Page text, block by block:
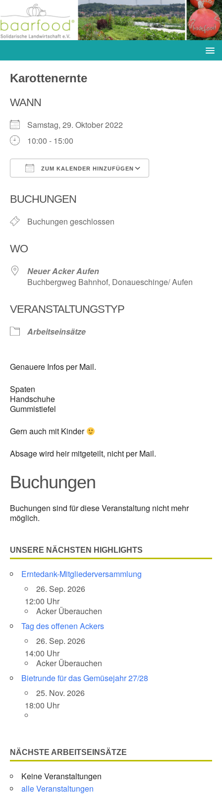
Karottenernte
WANN
Samstag, 29. Oktober 2022
10:00 - 15:00
ZUM KALENDER HINZUFÜGEN
BUCHUNGEN
Buchungen geschlossen
WO
Neuer Acker Aufen
Buchbergweg Bahnhof, Donaueschinge/ Aufen
VERANSTALTUNGSTYP
Arbeitseinsätze
Genauere Infos per Mail.
Spaten
Handschuhe
Gummistiefel
Gern auch mit Kinder
Absage wird heir mitgeteilt, nicht per Mail.
Buchungen
Buchungen sind für diese Veranstaltung nicht mehr
möglich.
UNSERE NÄCHSTEN HIGHLIGHTS
Erntedank-Mitgliederversammlung
26. Sep. 2026
12:00 Uhr
Acker Überauchen
Tag des offenen Ackers
26. Sep. 2026
14:00 Uhr
Acker Überauchen
Bietrunde für das Gemüsejahr 27/28
25. Nov. 2026
18:00 Uhr
NÄCHSTE ARBEITSEINSÄTZE
Keine Veranstaltungen
alle Veranstaltungen